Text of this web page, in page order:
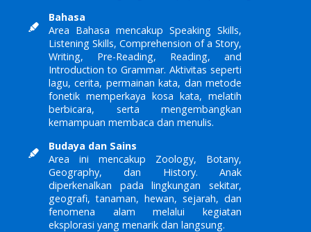
Bahasa
Area Bahasa mencakup Speaking Skills,
Listening Skills, Comprehension of a Story,
Writing, Pre-Reading, Reading, and
Introduction to Grammar. Aktivitas seperti
lagu, cerita, permainan kata, dan metode
fonetik memperkaya kosa kata, melatih
berbicara, serta mengembangkan
kemampuan membaca dan menulis.
Budaya dan Sains
Area ini mencakup Zoology, Botany,
Geography, dan History. Anak
diperkenalkan pada lingkungan sekitar,
geografi, tanaman, hewan, sejarah, dan
fenomena alam melalui kegiatan
eksplorasi yang menarik dan langsung.